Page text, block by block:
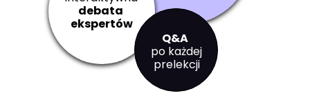
debata
ekspertów
Q&A
po każdej
prelekcji